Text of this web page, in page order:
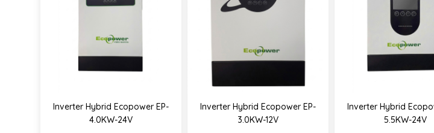
Inverter Hybrid Ecopower EP-
4.0KW-24V
Inverter Hybrid Ecopower EP-
3.0KW-12V
Inverter Hybrid
5.5KW-24V